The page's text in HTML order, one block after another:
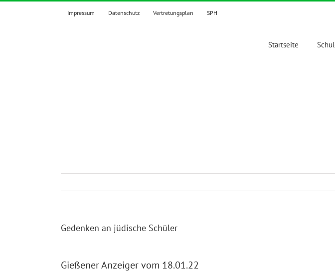
Zum
Impressum Datenschutz Vertretungsplan SPH
Startseite
Gedenken an jüdische Schüler
Gießener Anzeiger vom 18.01.22